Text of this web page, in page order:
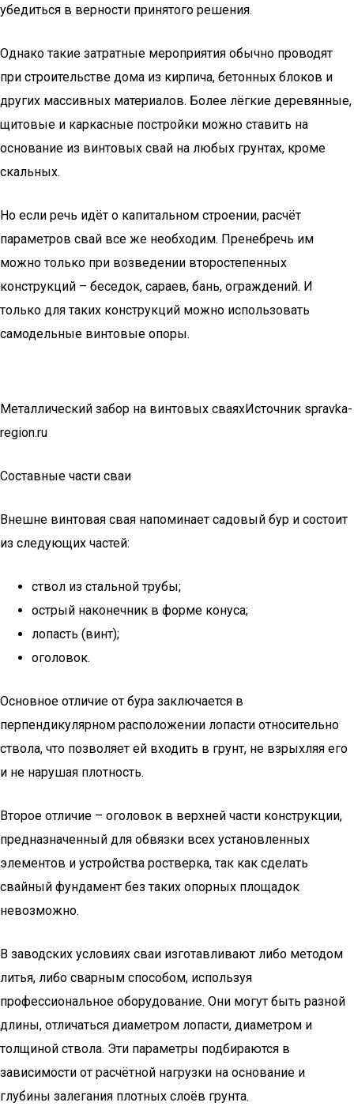
убедиться в верности принятого решения.
Однако такие затратные мероприятия обычно проводят
при строительстве дома из кирпича, бетонных блоков и
других массивных материалов. Более лёгкие деревянные,
щитовые и каркасные постройки можно ставить на
основание из винтовых свай на любых грунтах, кроме
скальных.
Но если речь идёт о капитальном строении, расчёт
параметров свай все же необходим. Пренебречь им
можно только при возведении второстепенных
конструкций – беседок, сараев, бань, ограждений. И
только для таких конструкций можно использовать
самодельные винтовые опоры.
Металлический забор на винтовых сваяхИсточник spravka-
region.ru
Составные части сваи
Внешне винтовая свая напоминает садовый бур и состоит
из следующих частей:
ствол из стальной трубы;
острый наконечник в форме конуса;
лопасть (винт);
оголовок.
Основное отличие от бура заключается в
перпендикулярном расположении лопасти относительно
ствола, что позволяет ей входить в грунт, не взрыхляя его
и не нарушая плотность.
Второе отличие – оголовок в верхней части конструкции,
предназначенный для обвязки всех установленных
элементов и устройства ростверка, так как сделать
свайный фундамент без таких опорных площадок
невозможно.
В заводских условиях сваи изготавливают либо методом
литья, либо сварным способом, используя
профессиональное оборудование. Они могут быть разной
длины, отличаться диаметром лопасти, диаметром и
толщиной ствола. Эти параметры подбираются в
зависимости от расчётной нагрузки на основание и
глубины залегания плотных слоёв грунта.